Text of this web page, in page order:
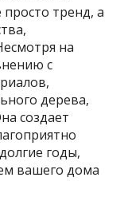
тренд, а
на
с
дерева,
создает
годы,
вашего дома